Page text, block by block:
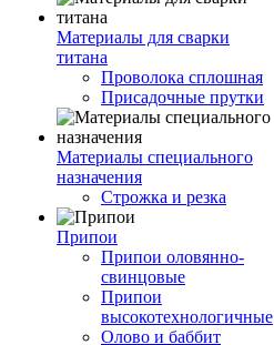
Материалы для сварки
титана
Проволока сплошная
Присадочные прутки
Материалы специального
назначения
Строжка и резка
Припои
Припои оловянно-
свинцовые
Припои
высокотехнологичные
Олово и баббит